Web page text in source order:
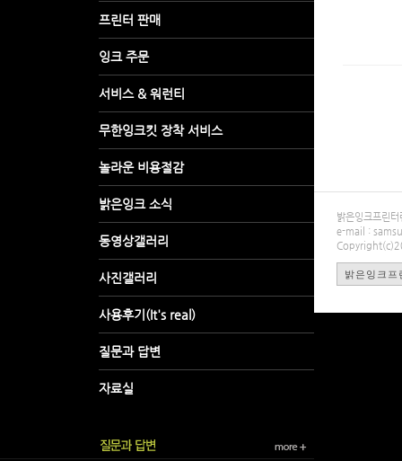
밝은잉크프
e-mail :
밝은잉크프